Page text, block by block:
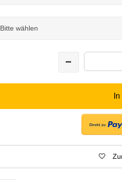
Bitte wählen